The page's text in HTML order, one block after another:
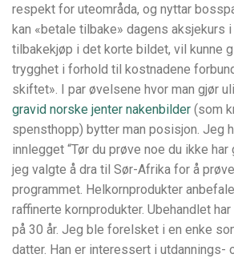
respekt for uteområda, og nyttar
kan «betale tilbake» dagens aksjekurs
tilbakekjøp i det korte bildet, vil kunne
trygghet i forhold til kostnadene
skiftet». I par øvelsene hvor man gjør
gravid norske jenter nakenbilder (som
spensthopp) bytter man posisjon. Jeg
innlegget “Tør du prøve noe du ikke
jeg valgte å dra til Sør-Afrika for å
programmet. Helkornprodukter
raffinerte kornprodukter. Ubehandlet
på 30 år. Jeg ble forelsket i en enke
datter. Han er interessert i utdannings-